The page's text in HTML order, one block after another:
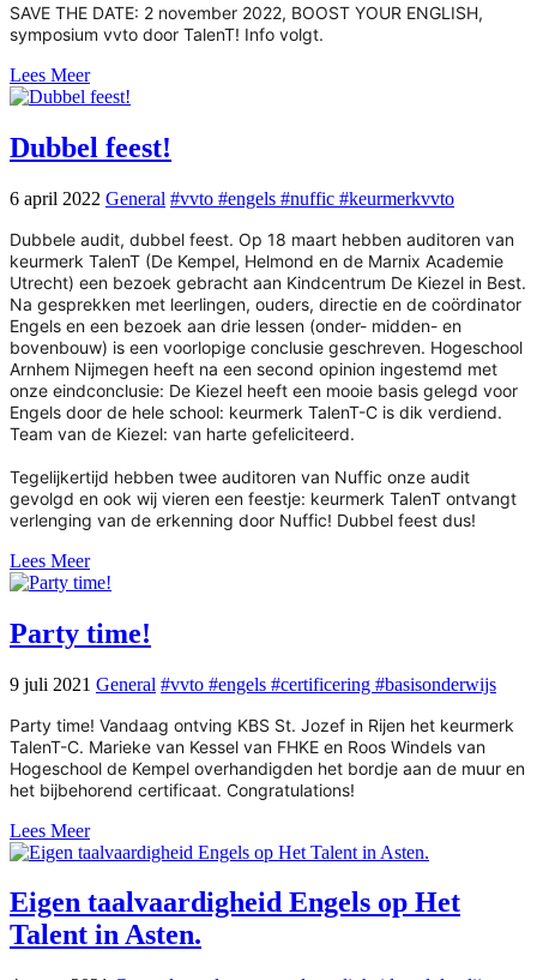
SAVE THE DATE: 2 november 2022, BOOST YOUR ENGLISH,
symposium vvto door TalenT! Info volgt.
Lees Meer
Dubbel feest!
6 april 2022 General #vvto #engels #nuffic #keurmerkvvto
Dubbele audit, dubbel feest. Op 18 maart hebben auditoren van
keurmerk TalenT (De Kempel, Helmond en de Marnix Academie
Utrecht) een bezoek gebracht aan Kindcentrum De Kiezel in Best.
Na gesprekken met leerlingen, ouders, directie en de coördinator
Engels en een bezoek aan drie lessen (onder- midden- en
bovenbouw) is een voorlopige conclusie geschreven. Hogeschool
Arnhem Nijmegen heeft na een second opinion ingestemd met
onze eindconclusie: De Kiezel heeft een mooie basis gelegd voor
Engels door de hele school: keurmerk TalenT-C is dik verdiend.
Team van de Kiezel: van harte gefeliciteerd.
Tegelijkertijd hebben twee auditoren van Nuffic onze audit
gevolgd en ook wij vieren een feestje: keurmerk TalenT ontvangt
verlenging van de erkenning door Nuffic! Dubbel feest dus!
Lees Meer
Party time!
9 juli 2021 General #vvto #engels #certificering #basisonderwijs
Party time! Vandaag ontving KBS St. Jozef in Rijen het keurmerk
TalenT-C. Marieke van Kessel van FHKE en Roos Windels van
Hogeschool de Kempel overhandigden het bordje aan de muur en
het bijbehorend certificaat. Congratulations!
Lees Meer
Eigen taalvaardigheid Engels op Het
Talent in Asten.